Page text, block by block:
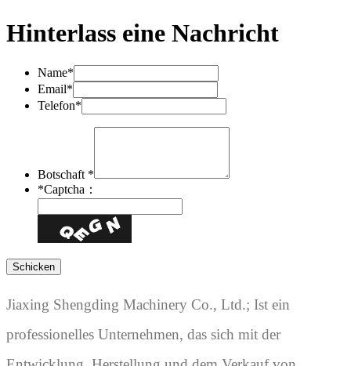
Hinterlass eine Nachricht
Name*
Email*
Telefon*
Botschaft *
*Captcha：
Jiaxing Shengding Machinery Co., Ltd.; Ist ein
professionelles Unternehmen, das sich mit der